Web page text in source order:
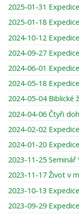
2025-01-31
2025-01-18
2024-10-12
2024-09-27
2024-06-01
2024-05-18
2024-05-04 Biblické
2024-04-06 Čtyři
2024-02-02
2024-01-20
2023-11-25 Seminář
2023-10-13
2023-09-29